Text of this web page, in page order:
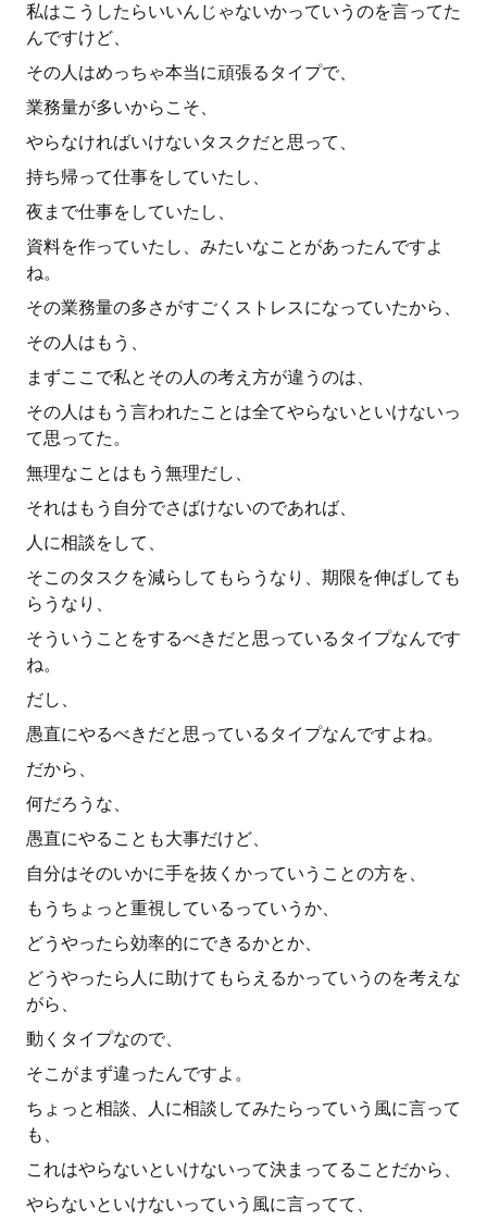
私はこうしたらいいんじゃないかっていうのを言ってた
んですけど、
その人はめっちゃ本当に頑張るタイプで、
業務量が多いからこそ、
やらなければいけないタスクだと思って、
持ち帰って仕事をしていたし、
夜まで仕事をしていたし、
資料を作っていたし、みたいなことがあったんですよ
ね。
その業務量の多さがすごくストレスになっていたから、
その人はもう、
まずここで私とその人の考え方が違うのは、
その人はもう言われたことは全てやらないといけないっ
て思ってた。
無理なことはもう無理だし、
それはもう自分でさばけないのであれば、
人に相談をして、
そこのタスクを減らしてもらうなり、期限を伸ばしても
らうなり、
そういうことをするべきだと思っているタイプなんです
ね。
だし、
愚直にやるべきだと思っているタイプなんですよね。
だから、
何だろうな、
愚直にやることも大事だけど、
自分はそのいかに手を抜くかっていうことの方を、
もうちょっと重視しているっていうか、
どうやったら効率的にできるかとか、
どうやったら人に助けてもらえるかっていうのを考えな
がら、
動くタイプなので、
そこがまず違ったんですよ。
ちょっと相談、人に相談してみたらっていう風に言って
も、
これはやらないといけないって決まってることだから、
やらないといけないっていう風に言ってて、